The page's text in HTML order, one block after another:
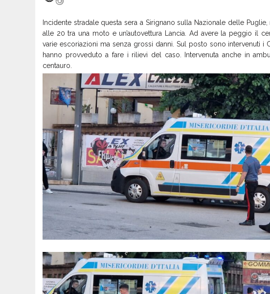
Incidente stradale questa sera a Sirignano sulla Nazionale delle
alle 20 tra una moto e un’autovettura Lancia. Ad avere la peggio il
varie escoriazioni ma senza grossi danni. Sul posto sono intervenuti i
hanno provveduto a fare i rilievi del caso. Intervenuta anche in
centauro.